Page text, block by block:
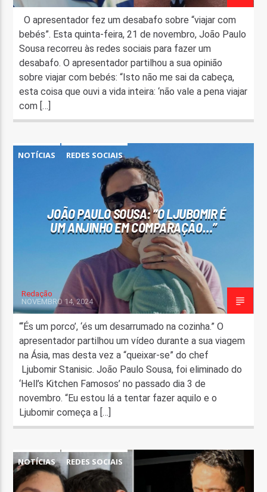
O apresentador fez um desabafo sobre “viajar com
bebés”. Esta quinta-feira, 21 de novembro, João Paulo
Sousa recorreu às redes sociais para fazer um
desabafo. O apresentador partilhou a sua opinião
sobre viajar com bebés: “Isto não me sai da cabeça,
esta coisa que ouvi a vida inteira: ‘não vale a pena viajar
com […]
NOTÍCIAS REDES SOCIAIS
JOÃO PAULO SOUSA: “O LJUBOMIR É
UM ANJINHO EM COMPARAÇÃO…”
Redação
NOVEMBRO 14, 2024
“‘És um porco’, ‘és um desarrumado na cozinha.” O
apresentador partilhou um vídeo durante a sua viagem
na Ásia, mas desta vez a “queixar-se” do chef
Ljubomir Stanisic. João Paulo Sousa, foi eliminado do
‘Hell’s Kitchen Famosos’ no passado dia 3 de
novembro. “Eu estou lá a tentar fazer aquilo e o
Ljubomir começa a […]
NOTÍCIAS REDES SOCIAIS